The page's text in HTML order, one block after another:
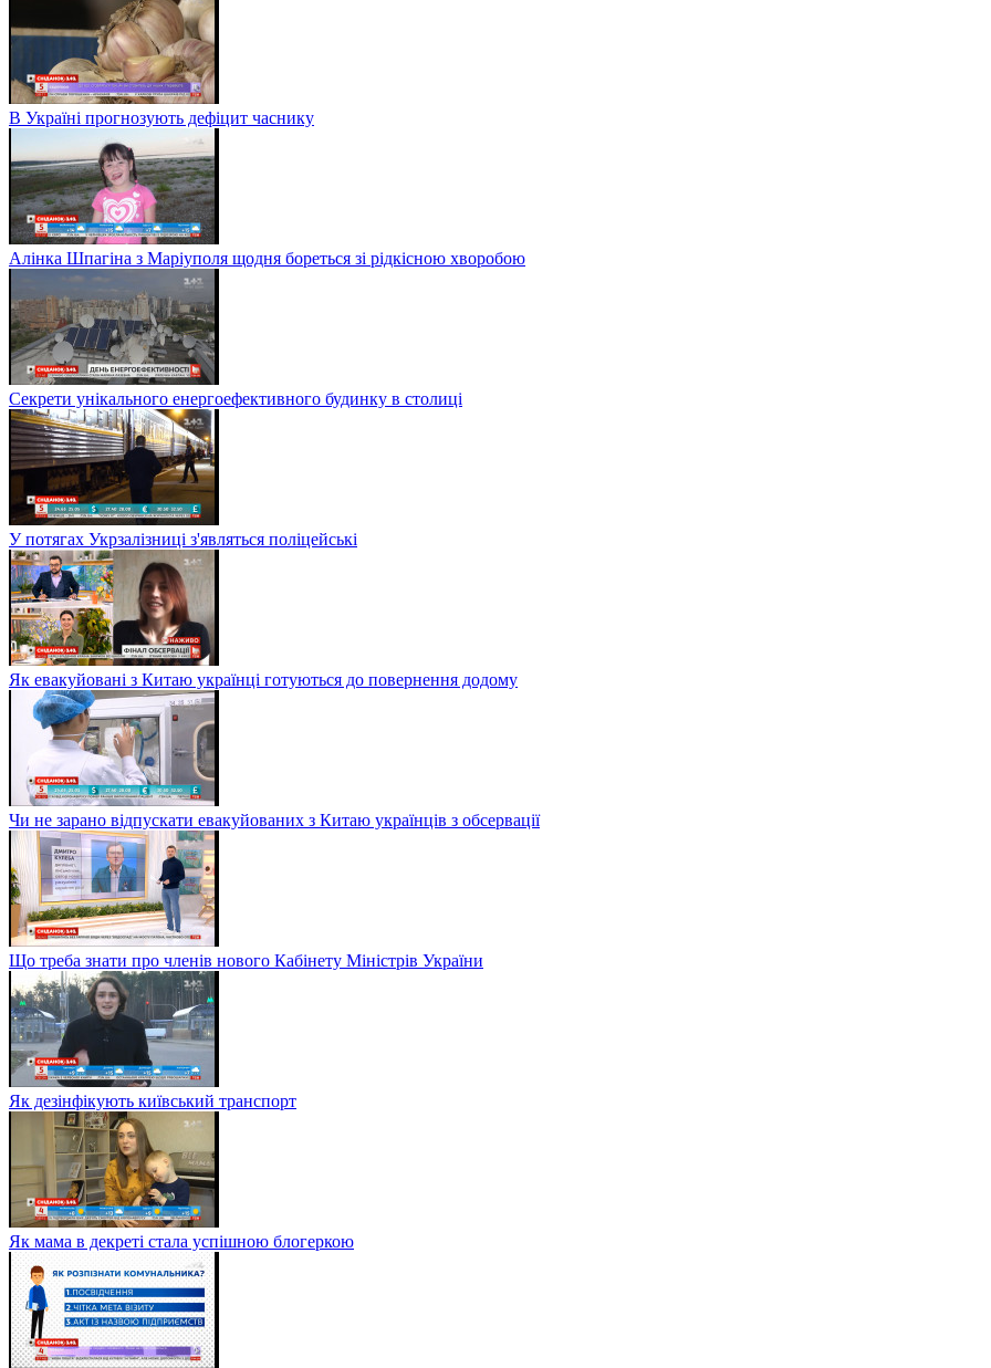
В Україні прогнозують дефіцит часнику
Алінка Шпагіна з Маріуполя щодня бореться зі рідкісною хворобою
Секрети унікального енергоефективного будинку в столиці
У потягах Укрзалізниці з'являться поліцейські
Як евакуйовані з Китаю українці готуються до повернення додому
Чи не зарано відпускати евакуйованих з Китаю українців з обсервації
Що треба знати про членів нового Кабінету Міністрів України
Як дезінфікують київський транспорт
Як мама в декреті стала успішною блогеркою